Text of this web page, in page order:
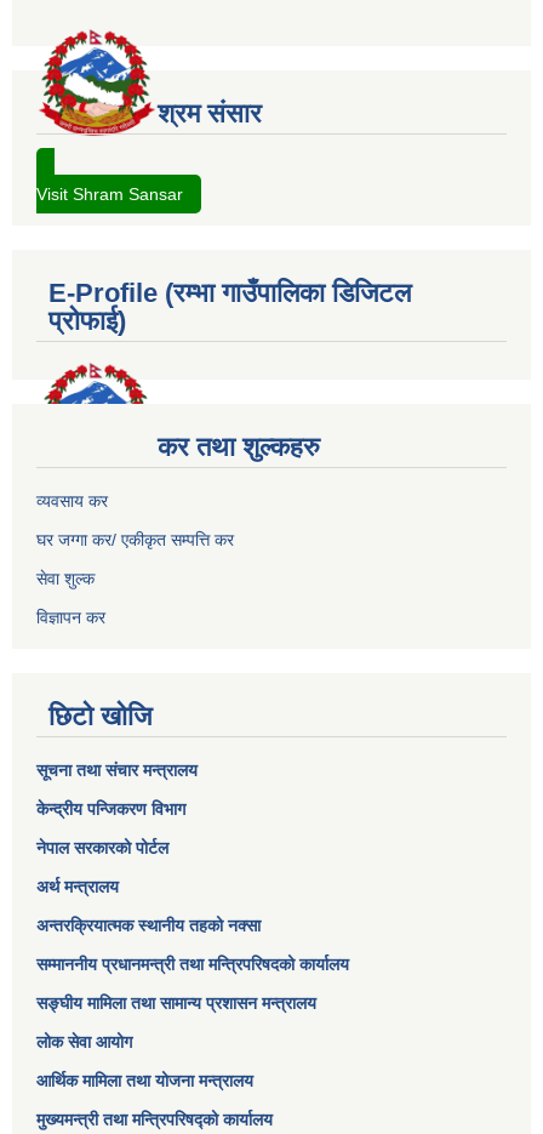
श्रम संसार
Visit Shram Sansar
E-Profile (रम्भा गाउँपालिका डिजिटल
प्रोफाई)
कर तथा शुल्कहरु
व्यवसाय कर
घर जग्गा कर/ एकीकृत सम्पत्ति कर
सेवा शुल्क
विज्ञापन कर
छिटो खोजि
सूचना तथा संचार मन्त्रालय
केन्द्रीय पन्जिकरण विभाग
नेपाल सरकारको पोर्टल
अर्थ मन्त्रालय
अन्तरक्रियात्मक स्थानीय तहको नक्सा
सम्माननीय प्रधानमन्त्री तथा मन्त्रिपरिषद‌को कार्यालय
सङ्‍घीय मामिला तथा सामान्य प्रशासन मन्त्रालय
लोक सेवा आयोग
आर्थिक मामिला तथा योजना मन्त्रालय​
मुख्यमन्त्री तथा मन्त्रिपरिषद्को कार्यालय